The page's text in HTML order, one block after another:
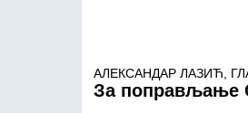
АЛЕКСАНДАР ЛАЗИЋ,
За поправљање